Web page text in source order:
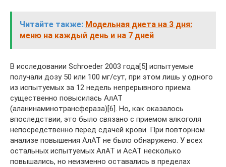
Читайте также: Модельная диета на 3 дня:
меню на каждый день и на 7 дней
В исследовании Schroeder 2003 года[5] испытуемые
получали дозу 50 или 100 мг/сут, при этом лишь у одного
из испытуемых за 12 недель непрерывного приема
существенно повысилась АлАТ
(аланинаминотрансфераза)[6]. Но, как оказалось
впоследствии, это было связано с приемом алкоголя
непосредственно перед сдачей крови. При повторном
анализе повышения АлАТ не было обнаружено. У всех
остальных испытуемых АлАТ и АсАТ несколько
повышались, но неизменно оставались в пределах